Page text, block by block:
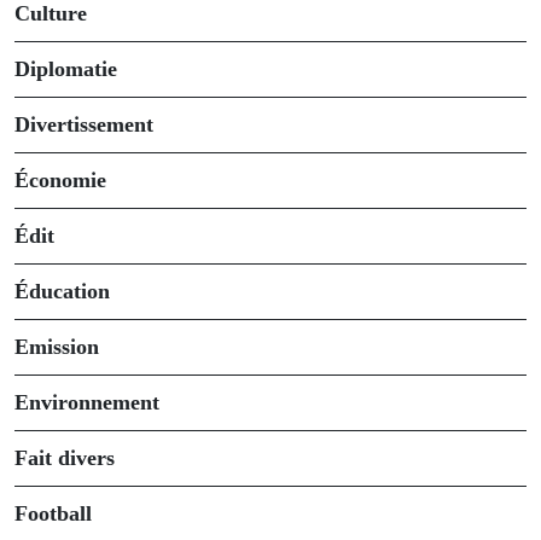
Culture
Diplomatie
Divertissement
Économie
Édit
Éducation
Emission
Environnement
Fait divers
Football